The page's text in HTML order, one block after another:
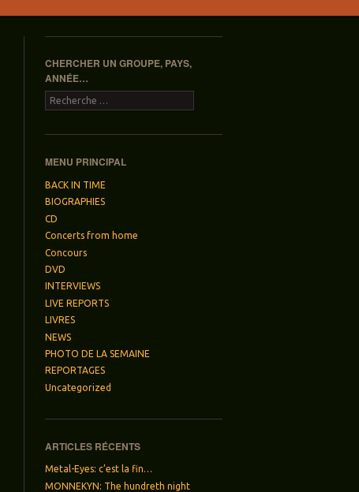
CHERCHER UN GROUPE, PAYS,
ANNÉE…
Recherche
MENU PRINCIPAL
BACK IN TIME
BIOGRAPHIES
CD
Concerts from home
Concours
DVD
INTERVIEWS
LIVE REPORTS
LIVRES
NEWS
PHOTO DE LA SEMAINE
REPORTAGES
Uncategorized
ARTICLES RÉCENTS
Metal-Eyes: c’est la fin…
MONNEKYN: The hundreth night